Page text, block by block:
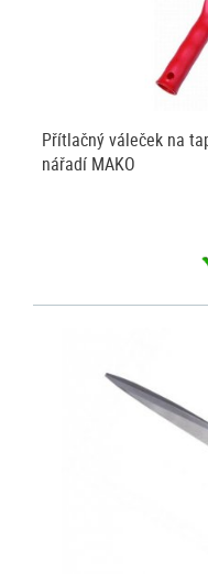
Přítlačný váleček na
nářadí MAKO